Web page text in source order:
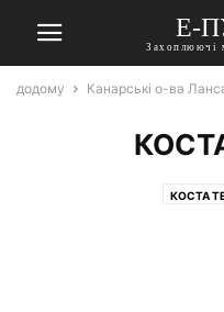
Е-
Захоплюючі
додому Канарські о-ва
КОСТА